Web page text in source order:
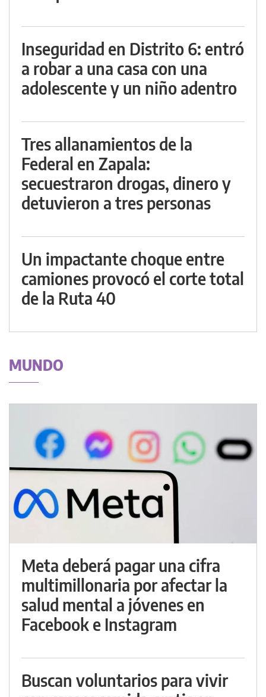
Inseguridad en Distrito 6: entró
a robar a una casa con una
adolescente y un niño adentro
Tres allanamientos de la
Federal en Zapala:
secuestraron drogas, dinero y
detuvieron a tres personas
Un impactante choque entre
camiones provocó el corte total
de la Ruta 40
MUNDO
Meta deberá pagar una cifra
multimillonaria por afectar la
salud mental a jóvenes en
Facebook e Instagram
Buscan voluntarios para vivir